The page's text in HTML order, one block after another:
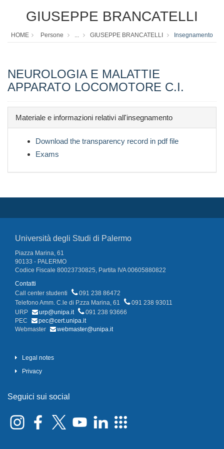
GIUSEPPE BRANCATELLI
HOME Persone ... GIUSEPPE BRANCATELLI Insegnamento
NEUROLOGIA E MALATTIE
APPARATO LOCOMOTORE C.I.
Materiale e informazioni relativi all'insegnamento
Download the transparency record in pdf file
Exams
Università degli Studi di Palermo
Piazza Marina, 61
90133 - PALERMO
Codice Fiscale 80023730825, Partita IVA 00605880822
Contatti
Call center studenti
091 238 86472
Telefono Amm. C.le di P.zza Marina, 61
091 238 93011
URP
urp@unipa.it
091 238 93666
PEC
pec@cert.unipa.it
Webmaster
webmaster@unipa.it
Legal notes
Privacy
Seguici sui social